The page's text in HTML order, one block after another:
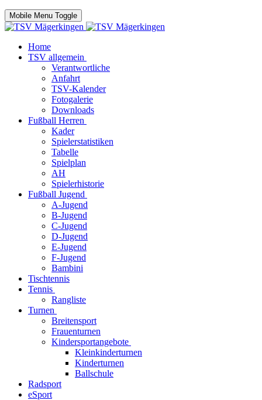
Mobile Menu Toggle
Home
TSV allgemein
Verantwortliche
Anfahrt
TSV-Kalender
Fotogalerie
Downloads
Fußball Herren
Kader
Spielerstatistiken
Tabelle
Spielplan
AH
Spielerhistorie
Fußball Jugend
A-Jugend
B-Jugend
C-Jugend
D-Jugend
E-Jugend
F-Jugend
Bambini
Tischtennis
Tennis
Rangliste
Turnen
Breitensport
Frauenturnen
Kindersportangebote
Kleinkinderturnen
Kinderturnen
Ballschule
Radsport
eSport